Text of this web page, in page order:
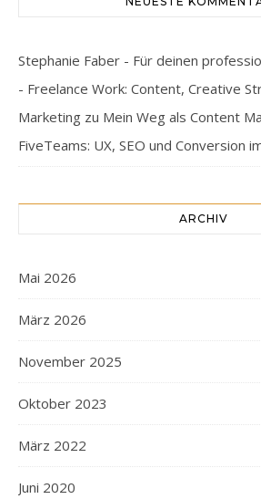
Stephanie Faber - Für deinen
- Freelance Work: Content, Creative
Marketing zu Mein Weg als Content
FiveTeams: UX, SEO und Conversion
ARCHIV
Mai 2026
März 2026
November 2025
Oktober 2023
März 2022
Juni 2020